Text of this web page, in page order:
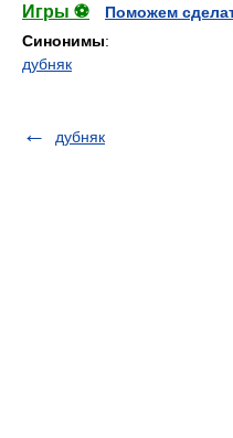
Игры ⚽
Поможем
Синонимы:
дубняк
дубняк